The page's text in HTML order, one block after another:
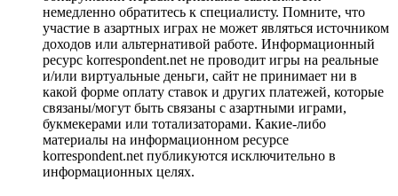
немедленно обратитесь к специалисту. Помните, что
участие в азартных играх не может являться источником
доходов или альтернативой работе. Информационный
ресурс korrespondent.net не проводит игры на реальные
и/или виртуальные деньги, сайт не принимает ни в
какой форме оплату ставок и других платежей, которые
связаны/могут быть связаны с азартными играми,
букмекерами или тотализаторами. Какие-либо
материалы на информационном ресурсе
korrespondent.net публикуются исключительно в
информационных целях.